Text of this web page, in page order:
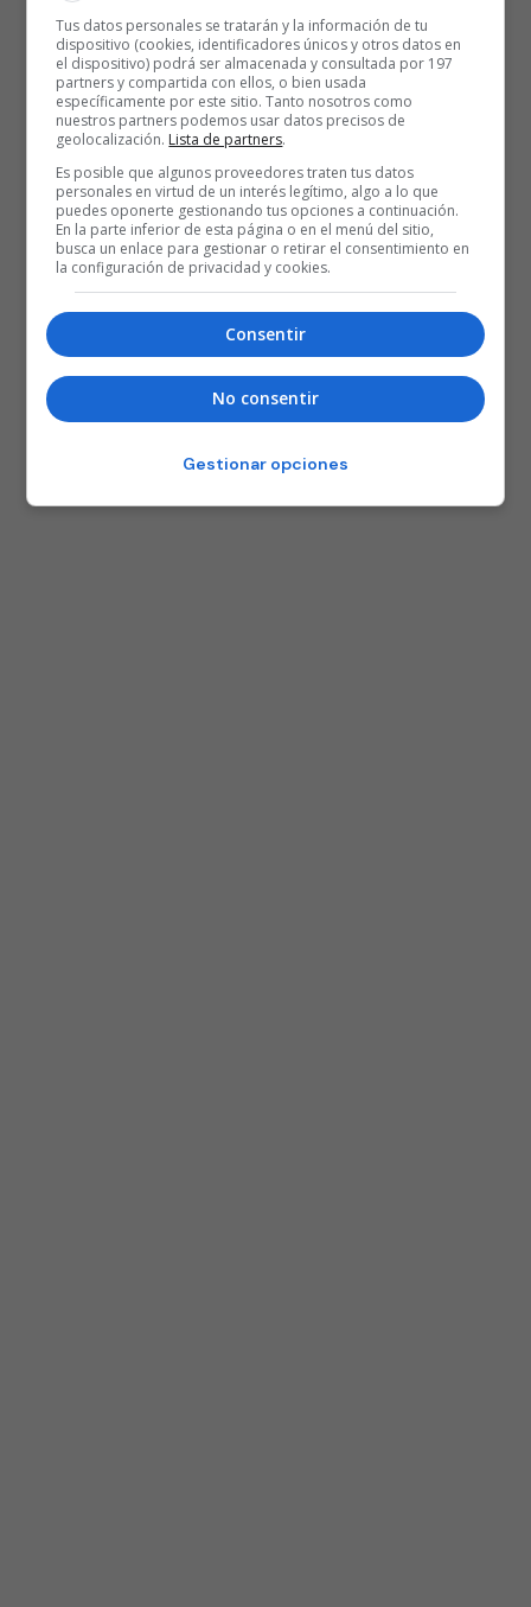
Tus datos personales se tratarán y la información de tu
dispositivo (cookies, identificadores únicos y otros datos en
el dispositivo) podrá ser almacenada y consultada por 197
partners y compartida con ellos, o bien usada
específicamente por este sitio. Tanto nosotros como
nuestros partners podemos usar datos precisos de
geolocalización. Lista de partners.
Es posible que algunos proveedores traten tus datos
personales en virtud de un interés legítimo, algo a lo que
puedes oponerte gestionando tus opciones a continuación.
En la parte inferior de esta página o en el menú del sitio,
busca un enlace para gestionar o retirar el consentimiento en
la configuración de privacidad y cookies.
Consentir
No consentir
Gestionar opciones